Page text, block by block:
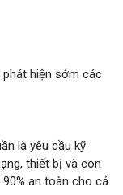
hiện sớm các
là yêu cầu kỹ
thiết bị và con
an toàn cho cả